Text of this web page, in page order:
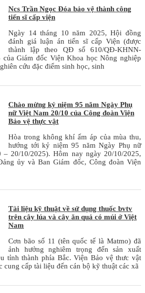
Ncs Trần Ngọc Đóa bảo vệ thành công
tiến sĩ cấp viện
Ngày 14 tháng 10 năm 2025, Hội đồng
đánh giá luận án tiến sĩ cấp Viện (được
thành lập theo QĐ số 610/QĐ-KHNN-
Giám đốc Viện Khoa học Nông nghiệp
cứu đặc điểm sinh học, sinh
Chào mừng kỷ niệm 95 năm Ngày Phụ
nữ Việt Nam 20/10 của Công đoàn Viện
Bảo vệ thực vật
Hòa trong không khí ấm áp của mùa thu,
hướng tới kỷ niệm 95 năm Ngày Phụ nữ
– 20/10/2025). Hôm nay ngày 20/10/2025,
ủy và Ban Giám đốc, Công đoàn Viện
Tài liệu kỹ thuật về sử dụng thuốc bvtv
trên cây lúa và cây ăn quả có múi ở Việt
Nam
Cơn bão số 11 (tên quốc tế là Matmo) đã
ảnh hưởng nghiêm trọng đến sản xuất
tỉnh thành phía Bắc. Viện Bảo vệ thưc vật
cấp tài liệu đến cán bộ kỹ thuật các xã